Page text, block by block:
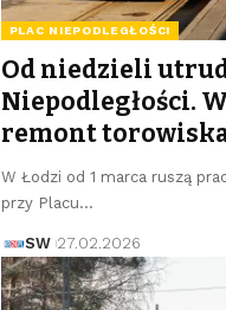
PLAC NIEPODLEGŁOŚCI
Od niedzieli
Niepodległości.
remont
W Łodzi od 1 marca ruszą
przy Placu…
SW 27.02.2026